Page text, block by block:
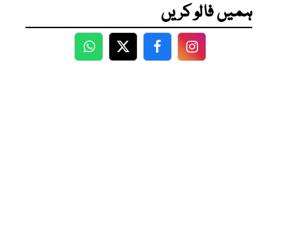
ہمیں فالو کریں
WhatsApp
TwitterFacebookFacebook